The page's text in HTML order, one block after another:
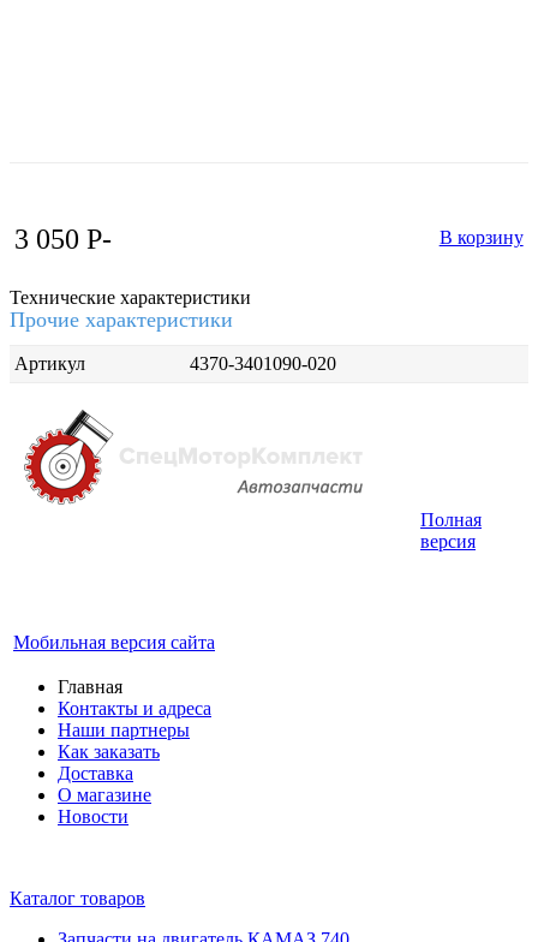
3 050P- В корзину
Технические характеристики
Прочие характеристики
Артикул 4370-3401090-020
Мобильная версия сайта
Полная
версия
Главная
Контакты и адреса
Наши партнеры
Как заказать
Доставка
О магазине
Новости
Каталог товаров